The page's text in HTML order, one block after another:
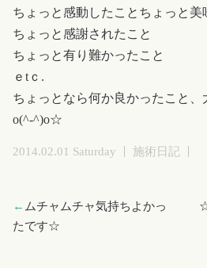
ちょっと感動したことちょっと美
ちょっと感謝されたこと
ちょっと有り難かったこと
ｅtｃ.
ちょっとなら何か良かったこと
o(^-^)o☆
2014.02.01 Saturday 施術日記
← ムチャムチャ気持ちよかっ
たです☆